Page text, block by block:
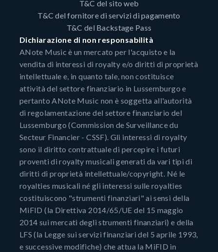
T&C del sito web
T&C del fornitore di servizi di pagamento
T&C del Backstage Pass
Dichiarazione di non responsabilità
ANote Music è un mercato per l'acquisto e la
vendita di interessi di royalty e/o diritti di proprietà
intellettuale e, in quanto tale, non costituisce
attività del settore finanziario in Lussemburgo e
pertanto ANote Music non è soggetta all'autorità
di regolamentazione del settore finanziario del
Lussemburgo (Commission de Surveillance du
Secteur Financier - CSSF). Gli interessi di royalty
sono il diritto contrattuale di percepire i futuri
proventi di royalty musicali generati da vari tipi di
diritti di proprietà intellettuale/copyright. Né le
royalties musicali né gli interessi sulle royalties
costituiscono "strumenti finanziari" ai sensi della
MiFID (la Direttiva 2014/65/UE del 15 maggio
2014 sui mercati degli strumenti finanziari) e della
LFS (la Legge sui servizi finanziari del 5 aprile 1993,
e successive modifiche) che attua la MiFID in